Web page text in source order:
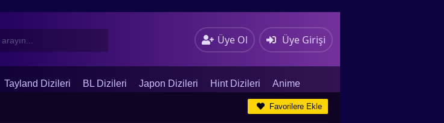
Üye Ol Üye Girişi
Tayland Dizileri BL Dizileri Japon Dizileri Hint Dizileri Anime
Favorilere Ekle